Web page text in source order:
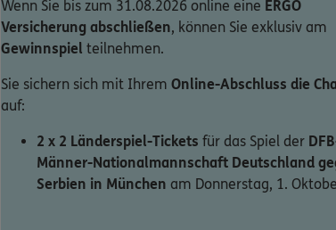
Wenn Sie bis zum 31.08.2026 online eine ERGO
Versicherung abschließen, können Sie exklusiv am
Gewinnspiel teilnehmen.
Sie sichern sich mit Ihrem Online-Abschluss die
auf:
2 x 2 Länderspiel-Tickets für das Spiel der
Männer-Nationalmannschaft Deutschland
Serbien in München am Donnerstag, 1.